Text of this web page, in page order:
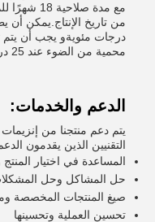
درجات مئويةو يجب أن يتم
محمية من الضوء عند 25 درجة مئوية.
الدعم والخدمات:
يتم دعم منتجنا من
التقنيين الذين يقدمون
المساعدة في اختيار المنتج
حل المشاكل وحل
صيغ المنتجات المخصصة
تحسين العملية وتحسينها